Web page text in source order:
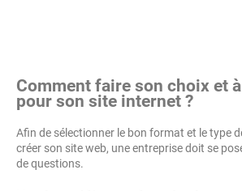
Comment faire son choix et
pour son site internet ?
Afin de sélectionner le bon format et le type
créer son site web, une entreprise doit se
de questions.